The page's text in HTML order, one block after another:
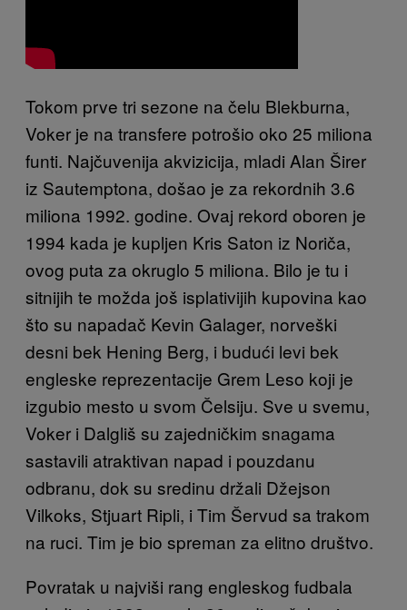
Tokom prve tri sezone na čelu Blekburna,
Voker je na transfere potrošio oko 25 miliona
funti. Najčuvenija akvizicija, mladi Alan Širer
iz Sautemptona, došao je za rekordnih 3.6
miliona 1992. godine. Ovaj rekord oboren je
1994 kada je kupljen Kris Saton iz Noriča,
ovog puta za okruglo 5 miliona. Bilo je tu i
sitnijih te možda još isplativijih kupovina kao
što su napadač Kevin Galager, norveški
desni bek Hening Berg, i budući levi bek
engleske reprezentacije Grem Leso koji je
izgubio mesto u svom Čelsiju. Sve u svemu,
Voker i Dalgliš su zajedničkim snagama
sastavili atraktivan napad i pouzdanu
odbranu, dok su sredinu držali Džejson
Vilkoks, Stjuart Ripli, i Tim Šervud sa trakom
na ruci. Tim je bio spreman za elitno društvo.
Povratak u najviši rang engleskog fudbala